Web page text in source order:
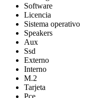
Software
Licencia
Sistema operativo
Speakers
Aux
Ssd
Externo
Interno
M.2
Tarjeta
Pce